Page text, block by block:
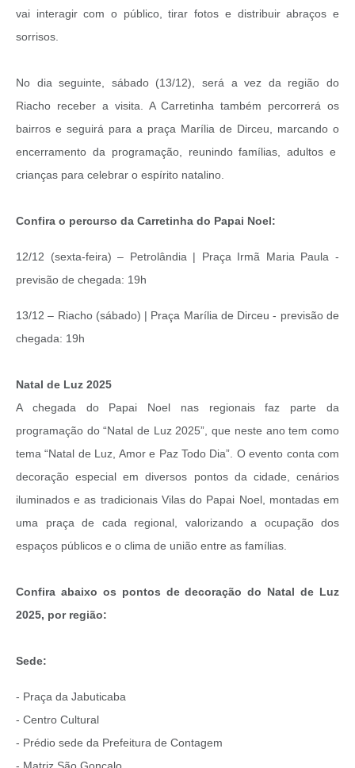
vai interagir com o público, tirar fotos e distribuir abraços e
sorrisos.
No dia seguinte, sábado (13/12), será a vez da região do
Riacho receber a visita. A Carretinha também percorrerá os
bairros e seguirá para a praça Marília de Dirceu, marcando o
encerramento da programação, reunindo famílias, adultos e
crianças para celebrar o espírito natalino.
Confira o percurso da Carretinha do Papai Noel:
12/12 (sexta-feira) – Petrolândia | Praça Irmã Maria Paula -
previsão de chegada: 19h
13/12 – Riacho (sábado) | Praça Marília de Dirceu - previsão de
chegada: 19h
Natal de Luz 2025
A chegada do Papai Noel nas regionais faz parte da
programação do “Natal de Luz 2025”, que neste ano tem como
tema “Natal de Luz, Amor e Paz Todo Dia”. O evento conta com
decoração especial em diversos pontos da cidade, cenários
iluminados e as tradicionais Vilas do Papai Noel, montadas em
uma praça de cada regional, valorizando a ocupação dos
espaços públicos e o clima de união entre as famílias.
Confira abaixo os pontos de decoração do Natal de Luz
2025, por região:
Sede:
- Praça da Jabuticaba
- Centro Cultural
- Prédio sede da Prefeitura de Contagem